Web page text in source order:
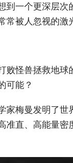
到一个更深层次
被人忽视的激
败怪兽拯救地球
可能？
家梅曼发明了世
准直、高能量密